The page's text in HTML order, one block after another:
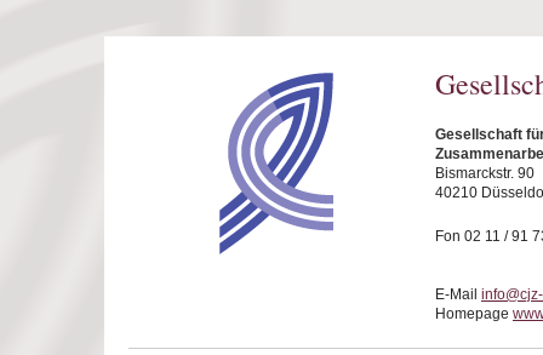
Gesellschaft
Bismarckstr. 90
40210
Fon 02 11 / 91
E-Mail
Homepage